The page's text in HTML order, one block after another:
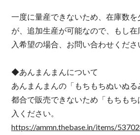
一度に量産できないため、在庫数
が、追加生産が可能なので、もし
入希望の場合、お問い合わせくださ
◆あんまんまんについて
あんまんまんの「もちもちぬいぬ
都合で販売できないため「もちも
入ください。
https://ammn.thebase.in/items/